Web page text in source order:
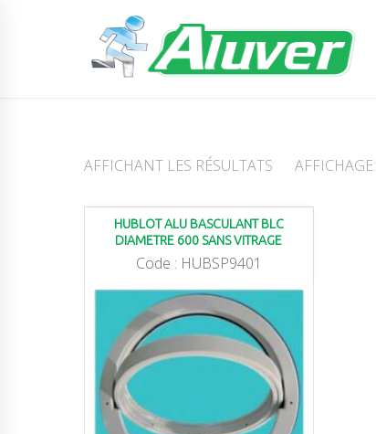
AFFICHANT LES RÉSULTATS AFFICHAGE:
HUBLOT ALU BASCULANT BLC
DIAMETRE 600 SANS VITRAGE
Code : HUBSP9401